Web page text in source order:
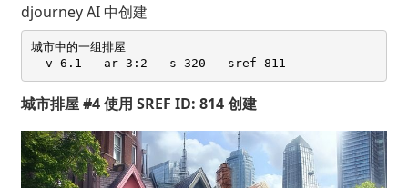
djourney AI 中创建
城市中的一组排屋
城市排屋 #4 使用 SREF ID: 814 创建